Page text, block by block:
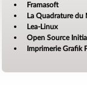
Framasoft
La Quadrature du
Lea-Linux
Open Source
Imprimerie Grafik